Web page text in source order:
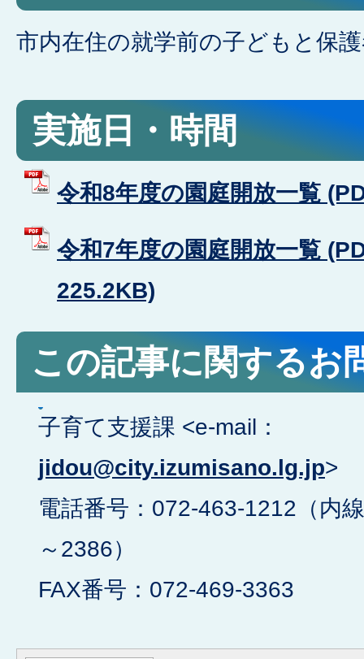
市内在住の就学前の子どもと保
実施日・時間
令和8年度の園庭開放一覧
令和7年度の園庭開放一覧
225.2KB)
この記事に関するお
子育て支援課 <e-mail：
jidou@city.izumisano.lg.jp>
電話番号：072-463-1212（内
～2386）
FAX番号：072-469-3363